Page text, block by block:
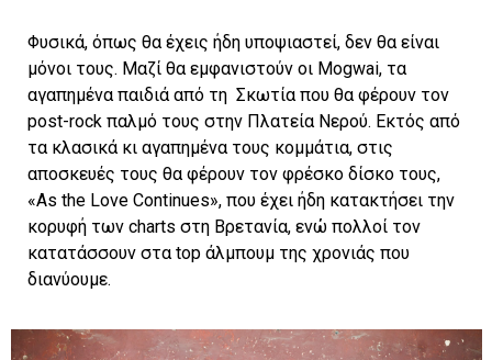
Φυσικά, όπως θα έχεις ήδη υποψιαστεί, δεν θα είναι
μόνοι τους. Μαζί θα εμφανιστούν οι Mogwai, τα
αγαπημένα παιδιά από τη Σκωτία που θα φέρουν τον
post-rock παλμό τους στην Πλατεία Νερού. Εκτός από
τα κλασικά κι αγαπημένα τους κομμάτια, στις
αποσκευές τους θα φέρουν τον φρέσκο δίσκο τους,
«As the Love Continues», που έχει ήδη κατακτήσει την
κορυφή των charts στη Βρετανία, ενώ πολλοί τον
κατατάσσουν στα top άλμπουμ της χρονιάς που
διανύουμε.